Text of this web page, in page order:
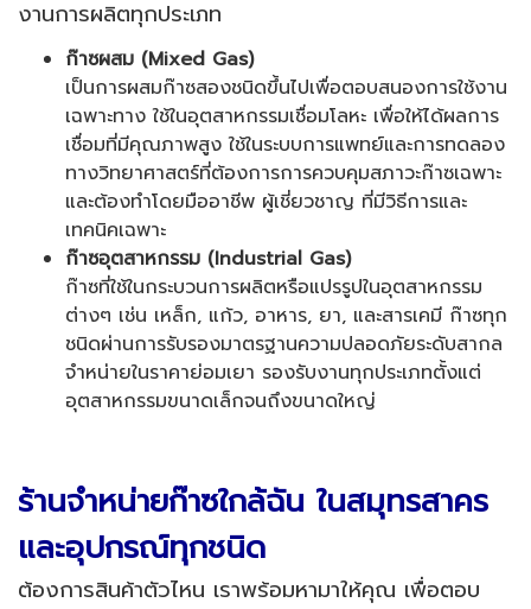
งานการผลิตทุกประเภท
ก๊าซผสม (Mixed Gas)
เป็นการผสมก๊าซสองชนิดขึ้นไปเพื่อตอบสนองการใช้งาน
เฉพาะทาง ใช้ในอุตสาหกรรมเชื่อมโลหะ เพื่อให้ได้ผลการ
เชื่อมที่มีคุณภาพสูง ใช้ในระบบการแพทย์และการทดลอง
ทางวิทยาศาสตร์ที่ต้องการการควบคุมสภาวะก๊าซเฉพาะ
และต้องทำโดยมืออาชีพ ผู้เชี่ยวชาญ ที่มีวิธีการและ
เทคนิคเฉพาะ
ก๊าซอุตสาหกรรม (Industrial Gas)
ก๊าซที่ใช้ในกระบวนการผลิตหรือแปรรูปในอุตสาหกรรม
ต่างๆ เช่น เหล็ก, แก้ว, อาหาร, ยา, และสารเคมี ก๊าซทุก
ชนิดผ่านการรับรองมาตรฐานความปลอดภัยระดับสากล
จำหน่ายในราคาย่อมเยา รองรับงานทุกประเภทตั้งแต่
อุตสาหกรรมขนาดเล็กจนถึงขนาดใหญ่
ร้านจำหน่ายก๊าซใกล้ฉัน ในสมุทรสาคร
และอุปกรณ์ทุกชนิด
ต้องการสินค้าตัวไหน เราพร้อมหามาให้คุณ เพื่อตอบ